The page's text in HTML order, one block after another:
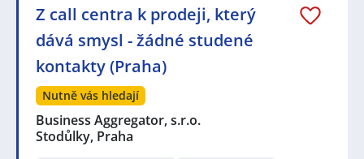
Z call centra k prodeji, který
dává smysl - žádné studené
kontakty (Praha)
Nutně vás hledají
Business Aggregator, s.r.o.
Stodůlky, Praha